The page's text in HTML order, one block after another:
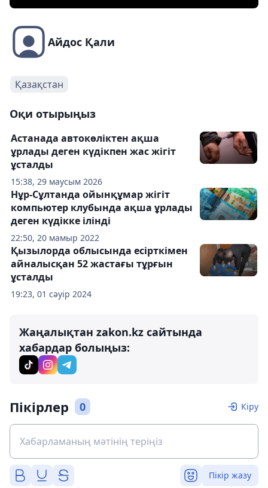
Айдос Қали
Қазақстан
Оқи отырыңыз
15:38, 29 маусым 2026
Астанада автокөліктен ақша
ұрлады деген күдікпен жас жігіт
ұсталды
22:50, 20 мамыр 2022
Нұр-Сұлтанда ойынқұмар жігіт
компьютер клубында ақша ұрлады
деген күдікке ілінді
19:23, 01 сәуір 2024
Қызылорда облысында есірткімен
айналысқан 52 жастағы тұрғын
ұсталды
Жаңалықтан zakon.kz сайтында
хабардар болыңыз:
Пікірлер 0 Кіру
Пікір жазу